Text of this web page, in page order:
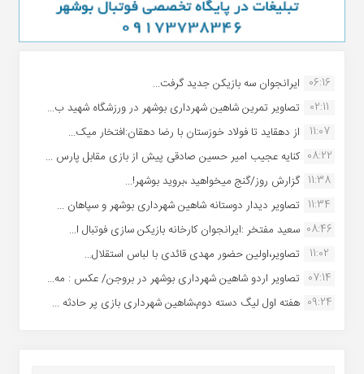
06:16 ایرانجوان سه بازیکن جدید گرفت...
02:11
تصاویر تمرین شاهین شهردارى بوشهر در ورزشگاه شهید ب...
11:07
از دهقاید تا فولاد خوزستان با رضا دهقان:افتخار میک...
08:22 کنایه عجیب امیر حسین صادقی پیش از بازی مقابل پارس ...
11:38 گزارش روز/گنج میخواهید ،بروید بوشهر!...
11:34 تصاویر دیدار دوستانه شاهین شهردارى بوشهر و سپاهان ...
08:46 سعید مفتخر :ایرانجوان کارخانه بازیکن سازی فوتبال ا...
11:02
تصاویر،اولین حضور مهدی قائدی با لباس استقلال...
07:14 تصاویر اردو شاهین شهرداری بوشهر در بروجن/ عکس : مه...
09:24 هفته اول لیگ دسته دوم،شاهین شهرداری بازی پر حادثه ...